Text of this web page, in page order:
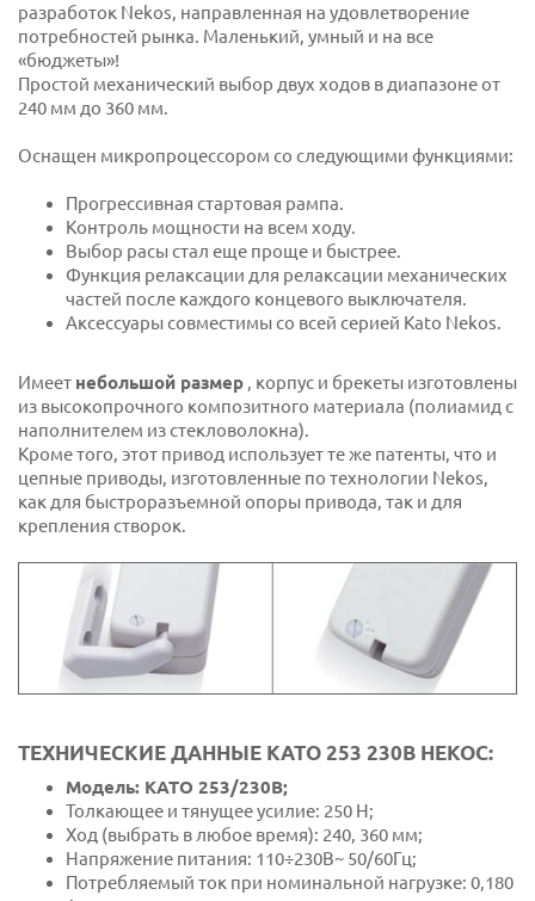
разработок Nekos, направленная на удовлетворение
потребностей рынка. Маленький, умный и на все
«бюджеты»!
Простой механический выбор двух ходов в диапазоне от
240 мм до 360 мм.
Оснащен микропроцессором со следующими функциями:
Прогрессивная стартовая рампа.
Контроль мощности на всем ходу.
Выбор расы стал еще проще и быстрее.
Функция релаксации для релаксации механических
частей после каждого концевого выключателя.
Аксессуары совместимы со всей серией Kato Nekos.
Имеет небольшой размер , корпус и брекеты изготовлены
из высокопрочного композитного материала (полиамид с
наполнителем из стекловолокна).
Кроме того, этот привод использует те же патенты, что и
цепные приводы, изготовленные по технологии Nekos,
как для быстроразъемной опоры привода, так и для
крепления створок.
ТЕХНИЧЕСКИЕ ДАННЫЕ КАТО 253 230В НЕКОС:
Модель: КАТО 253/230В;
Толкающее и тянущее усилие: 250 Н;
Ход (выбрать в любое время): 240, 360 мм;
Напряжение питания: 110÷230В~ 50/60Гц;
Потребляемый ток при номинальной нагрузке: 0,180